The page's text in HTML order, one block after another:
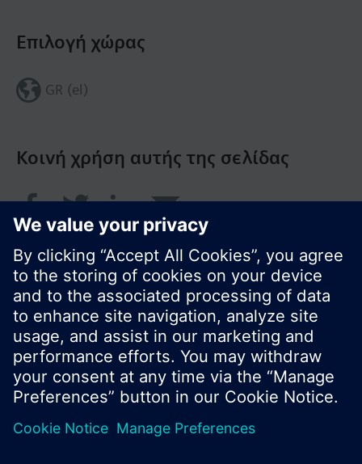
Κοινή χρήση αυτής της σελίδας
Επιλογή χώρας
GR (el)
© Siemens Greece 2017
Το χαρτοφυλάκιο προϊόντων και οι τιμές μπορεί